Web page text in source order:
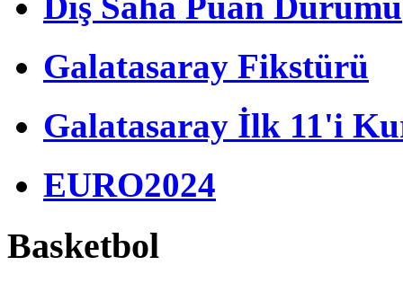
Galatasaray Fikstürü
Galatasaray İlk 11'i
EURO2024
Basketbol